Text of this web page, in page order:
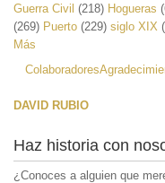
Guerra Civil (218) Hogueras
(269) Puerto (229) siglo XIX
Más
Colaboradores
DAVID RUBIO
Haz historia con
¿Conoces a alguien que